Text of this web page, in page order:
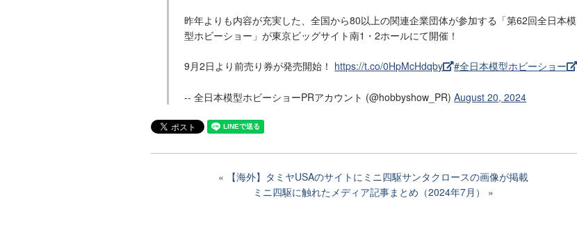
昨年よりも内容が充実した、全国から80以上の関連企業団体が参加する「第62回全日本模
型ホビーショー」が東京ビッグサイト南1・2ホールにて開催！
9月2日より前売り券が発売開始！ https://t.co/0HpMcHdqby #全日本模型ホビーショー
-- 全日本模型ホビーショーPRアカウント (@hobbyshow_PR)August 20, 2024
【海外】タミヤUSAのサイトにミニ四駆サンタクロースの画像が掲載
ミニ四駆に触れたメディア記事まとめ（2024年7月）